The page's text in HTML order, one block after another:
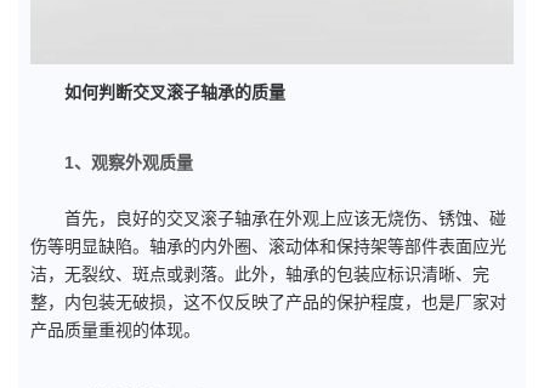
如何判断交叉滚子轴承的质量
1、观察外观质量
首先，良好的交叉滚子轴承在外观上应该无烧伤、锈蚀、碰
伤等明显缺陷。轴承的内外圈、滚动体和保持架等部件表面应光
洁，无裂纹、斑点或剥落。此外，轴承的包装应标识清晰、完
整，内包装无破损，这不仅反映了产品的保护程度，也是厂家对
产品质量重视的体现。